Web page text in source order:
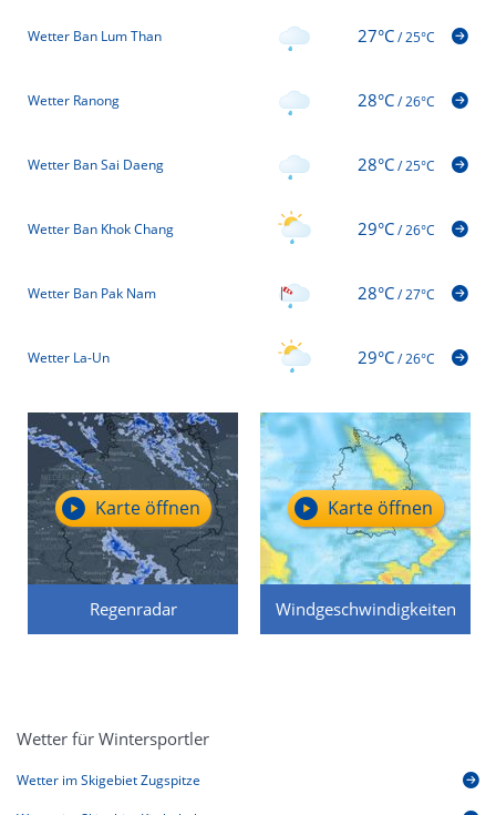
Wetter Ban Lum Than 27°C/25°C
Wetter Ranong 28°C/26°C
Wetter Ban Sai Daeng 28°C/25°C
Wetter Ban Khok Chang 29°C/26°C
Wetter Ban Pak Nam 28°C/27°C
Wetter La-Un 29°C/26°C
Regenradar
Karte öffnen
Windgeschwindigkeiten
Karte öffnen
Wetter für Wintersportler
Wetter im Skigebiet Zugspitze